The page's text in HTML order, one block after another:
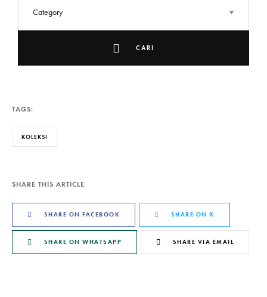
CARI
TAGS:
KOLEKSI
SHARE THIS ARTICLE
SHARE ON FACEBOOK SHARE ON X
SHARE ON WHATSAPP SHARE VIA EMAIL